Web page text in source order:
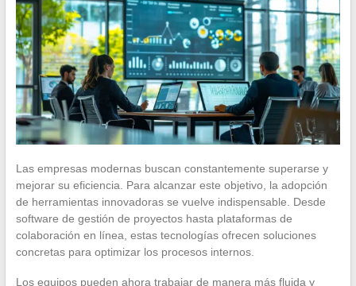
Las empresas modernas buscan constantemente superarse y
mejorar su eficiencia. Para alcanzar este objetivo, la adopción
de herramientas innovadoras se vuelve indispensable. Desde
software de gestión de proyectos hasta plataformas de
colaboración en línea, estas tecnologías ofrecen soluciones
concretas para optimizar los procesos internos.
Los equipos pueden ahora trabajar de manera más fluida y